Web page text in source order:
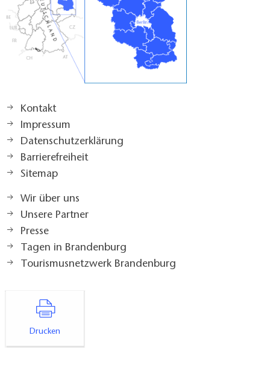
Kontakt
Impressum
Datenschutzerklärung
Barrierefreiheit
Sitemap
Wir über uns
Unsere Partner
Presse
Tagen in Brandenburg
Tourismusnetzwerk Brandenburg
Drucken